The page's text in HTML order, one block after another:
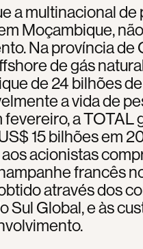
a multinacional
Moçambique,
Na província de
de gás
de 24 bilhões
a vida de
fevereiro, a
15 bilhões em
acionistas
francês
através dos
Sul Global, e às